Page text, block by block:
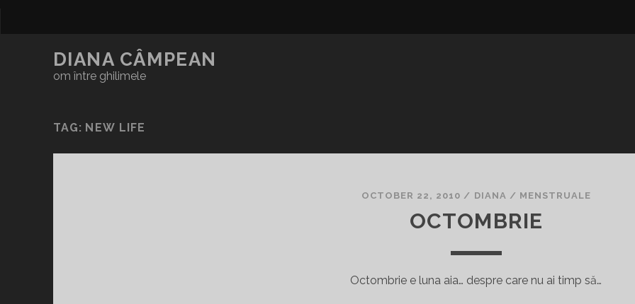
DIANA CÂMPEAN
om între ghilimele
TAG: NEW LIFE
OCTOBER 22, 2010 / DIANA / MENSTRUALE
OCTOMBRIE
Octombrie e luna aia… despre care nu ai timp să…